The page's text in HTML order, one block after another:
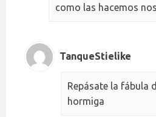
como las hacemos
TanqueStielike
Repásate la fábula
hormiga